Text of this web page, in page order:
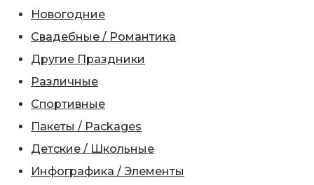
Новогодние
Свадебные / Романтика
Другие Праздники
Различные
Спортивные
Пакеты / Packages
Детские / Школьные
Инфографика / Элементы